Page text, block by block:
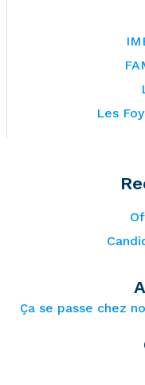
Les
Ça se passe chez